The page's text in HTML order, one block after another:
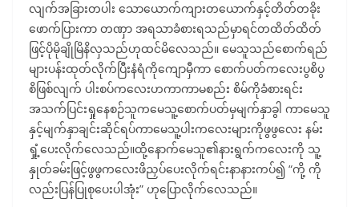
လျက်အခြားတပါး သောယောက်ကျားတယောက်နှင့်တိတ်တခိုး
ဖောက်ပြားကာ တဏှာ အရသာခံစားရသည်မှာရင်တထိတ်ထိတ်
ဖြင့်ပိုမိုချိုမြိနိလှသည်ဟုထင်မိလေသည်။ မေသူသည်စောက်ရည်
များပန်းထုတ်လိုက်ပြီးနံရံကိုကျောမှီကာ စောက်ပတ်ကလေးပွစိပွ
စိဖြစ်လျက် ပါးစပ်ကလေးဟကာကာမစည်း စိမ်ကိုခံစားရင်း
အသက်ပြင်းရှုနေစဉ်သူကမေသူ့စောက်ပတ်မှမျက်နှာခွါ ကာမေသူ
နှင့်မျက်နှာချင်းဆိုင်ရပ်ကာမေသူ့ပါးကလေးများကိုဖွဖွလေး နမ်း
ရှုံ့ပေးလိုက်လေသည်။ထို့နောက်မေသူ၏နားရွက်ကလေးကို သူ့
နှုတ်ခမ်းဖြင့်ဖွဖွကလေးဖိညှပ်ပေးလိုက်ရင်းနာနားကပ်၍ “ကို့ ကို
လည်းပြန်ပြုစုပေးပါအုံး” ဟုပြောလိုက်လေသည်။